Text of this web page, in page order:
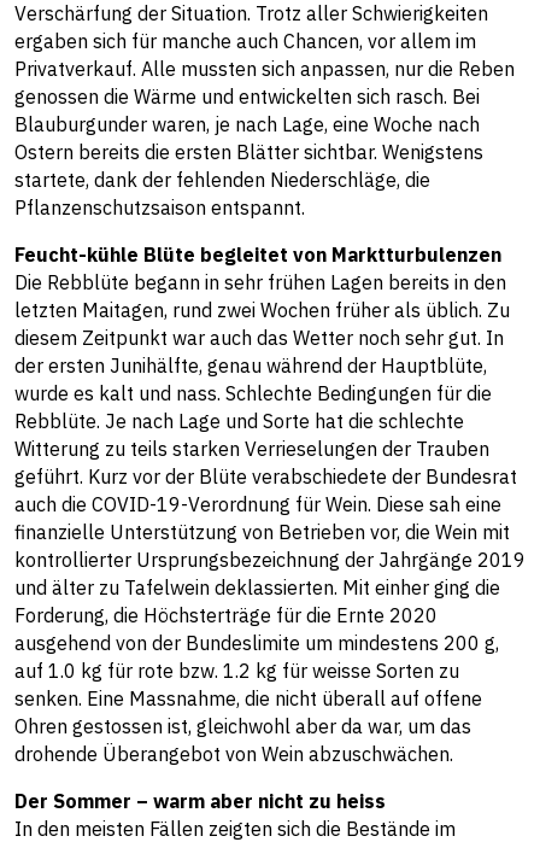
Verschärfung der Situation. Trotz aller Schwierigkeiten
ergaben sich für manche auch Chancen, vor allem im
Privatverkauf. Alle mussten sich anpassen, nur die Reben
genossen die Wärme und entwickelten sich rasch. Bei
Blauburgunder waren, je nach Lage, eine Woche nach
Ostern bereits die ersten Blätter sichtbar. Wenigstens
startete, dank der fehlenden Niederschläge, die
Pflanzenschutzsaison entspannt.
Feucht-kühle Blüte begleitet von Marktturbulenzen
Die Rebblüte begann in sehr frühen Lagen bereits in den
letzten Maitagen, rund zwei Wochen früher als üblich. Zu
diesem Zeitpunkt war auch das Wetter noch sehr gut. In
der ersten Junihälfte, genau während der Hauptblüte,
wurde es kalt und nass. Schlechte Bedingungen für die
Rebblüte. Je nach Lage und Sorte hat die schlechte
Witterung zu teils starken Verrieselungen der Trauben
geführt. Kurz vor der Blüte verabschiedete der Bundesrat
auch die COVID-19-Verordnung für Wein. Diese sah eine
finanzielle Unterstützung von Betrieben vor, die Wein mit
kontrollierter Ursprungsbezeichnung der Jahrgänge 2019
und älter zu Tafelwein deklassierten. Mit einher ging die
Forderung, die Höchsterträge für die Ernte 2020
ausgehend von der Bundeslimite um mindestens 200 g,
auf 1.0 kg für rote bzw. 1.2 kg für weisse Sorten zu
senken. Eine Massnahme, die nicht überall auf offene
Ohren gestossen ist, gleichwohl aber da war, um das
drohende Überangebot von Wein abzuschwächen.
Der Sommer – warm aber nicht zu heiss
In den meisten Fällen zeigten sich die Bestände im